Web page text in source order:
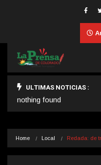
ULTIMAS NOTICIAS :
nothing found
Home Local Redada: de